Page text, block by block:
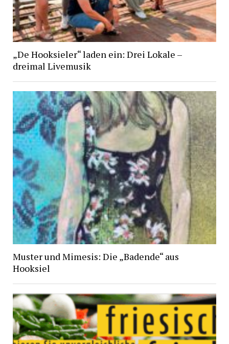
„De Hooksieler“ laden ein: Drei Lokale –
dreimal Livemusik
Muster und Mimesis: Die „Badende“ aus
Hooksiel